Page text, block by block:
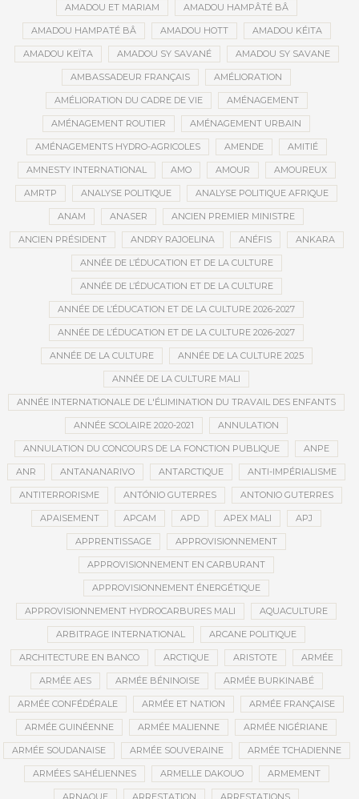
AMADOU ET MARIAM AMADOU HAMPÂTÉ BÂ
AMADOU HAMPATÉ BÂ AMADOU HOTT AMADOU KÉITA
AMADOU KEÏTA AMADOU SY SAVANÉ AMADOU SY SAVANE
AMBASSADEUR FRANÇAIS AMÉLIORATION
AMÉLIORATION DU CADRE DE VIE AMÉNAGEMENT
AMÉNAGEMENT ROUTIER AMÉNAGEMENT URBAIN
AMÉNAGEMENTS HYDRO-AGRICOLES AMENDE AMITIÉ
AMNESTY INTERNATIONAL AMO AMOUR AMOUREUX
AMRTP ANALYSE POLITIQUE ANALYSE POLITIQUE AFRIQUE
ANAM ANASER ANCIEN PREMIER MINISTRE
ANCIEN PRÉSIDENT ANDRY RAJOELINA ANÉFIS ANKARA
ANNÉE DE L’ÉDUCATION ET DE LA CULTURE
ANNÉE DE L’ÉDUCATION ET DE LA CULTURE
ANNÉE DE L’ÉDUCATION ET DE LA CULTURE 2026-2027
ANNÉE DE L’ÉDUCATION ET DE LA CULTURE 2026-2027
ANNÉE DE LA CULTURE ANNÉE DE LA CULTURE 2025
ANNÉE DE LA CULTURE MALI
ANNÉE INTERNATIONALE DE L'ÉLIMINATION DU TRAVAIL DES ENFANTS
ANNÉE SCOLAIRE 2020-2021 ANNULATION
ANNULATION DU CONCOURS DE LA FONCTION PUBLIQUE ANPE
ANR ANTANANARIVO ANTARCTIQUE ANTI-IMPÉRIALISME
ANTITERRORISME ANTÓNIO GUTERRES ANTONIO GUTERRES
APAISEMENT APCAM APD APEX MALI APJ
APPRENTISSAGE APPROVISIONNEMENT
APPROVISIONNEMENT EN CARBURANT
APPROVISIONNEMENT ÉNERGÉTIQUE
APPROVISIONNEMENT HYDROCARBURES MALI AQUACULTURE
ARBITRAGE INTERNATIONAL ARCANE POLITIQUE
ARCHITECTURE EN BANCO ARCTIQUE ARISTOTE ARMÉE
ARMÉE AES ARMÉE BÉNINOISE ARMÉE BURKINABÉ
ARMÉE CONFÉDÉRALE ARMÉE ET NATION ARMÉE FRANÇAISE
ARMÉE GUINÉENNE ARMÉE MALIENNE ARMÉE NIGÉRIANE
ARMÉE SOUDANAISE ARMÉE SOUVERAINE ARMÉE TCHADIENNE
ARMÉES SAHÉLIENNES ARMELLE DAKOUO ARMEMENT
ARNAQUE ARRESTATION ARRESTATIONS